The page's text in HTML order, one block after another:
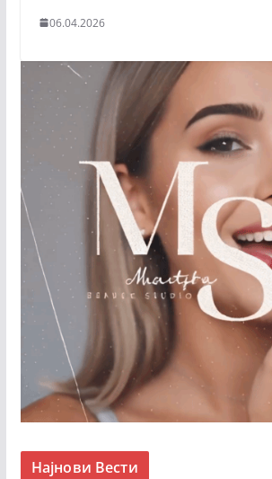
06.04.2026
Најнови Вести